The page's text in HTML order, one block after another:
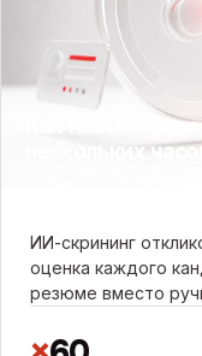
Как
нескольких
ИИ-скрининг
оценка каждого
резюме вместо